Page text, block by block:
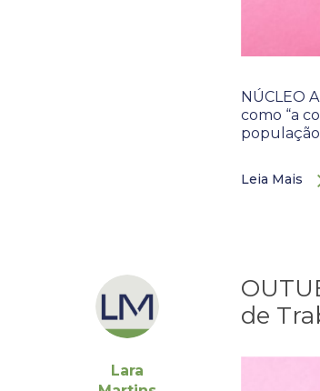
NÚCLEO
como “a
Leia Mais
Lara
de